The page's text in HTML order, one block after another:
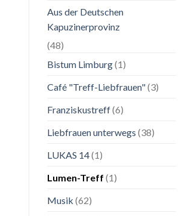
Aus der Deutschen
Kapuzinerprovinz
(48)
Bistum Limburg(1)
Café "Treff-Liebfrauen"(3)
Franziskustreff(6)
Liebfrauen unterwegs (38)
LUKAS 14(1)
Lumen-Treff (1)
Musik (62)